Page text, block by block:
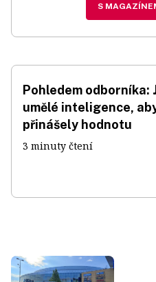
S
Pohledem odborníka:
umělé inteligence,
přinášely hodnotu
3 minuty čtení